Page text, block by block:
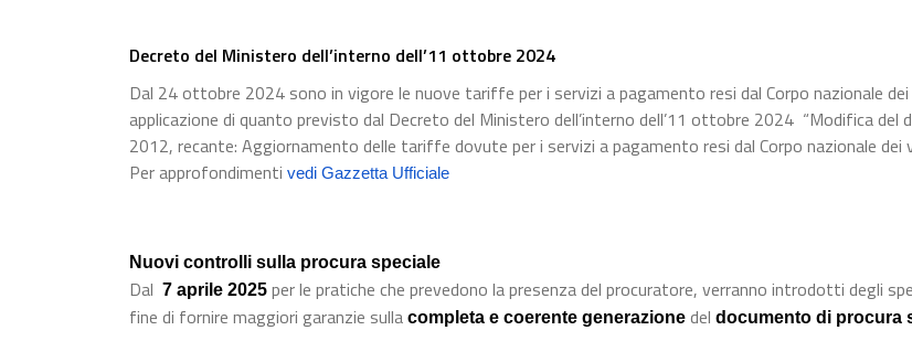
Decreto del Ministero dell’interno dell’11 ottobre 2024
Dal 24 ottobre 2024 sono in vigore le nuove tariffe per i servizi a pagamento resi dal Corpo nazionale
applicazione di quanto previsto dal Decreto del Ministero dell’interno dell’11 ottobre 2024 “Modifica del
2012, recante: Aggiornamento delle tariffe dovute per i servizi a pagamento resi dal Corpo nazionale dei
Per approfondimenti vedi Gazzetta Ufficiale
Nuovi controlli sulla procura speciale
Dal 7 aprile 2025 per le pratiche che prevedono la presenza del procuratore, verranno introdotti degli
fine di fornire maggiori garanzie sulla completa e coerente generazione del documento di procura